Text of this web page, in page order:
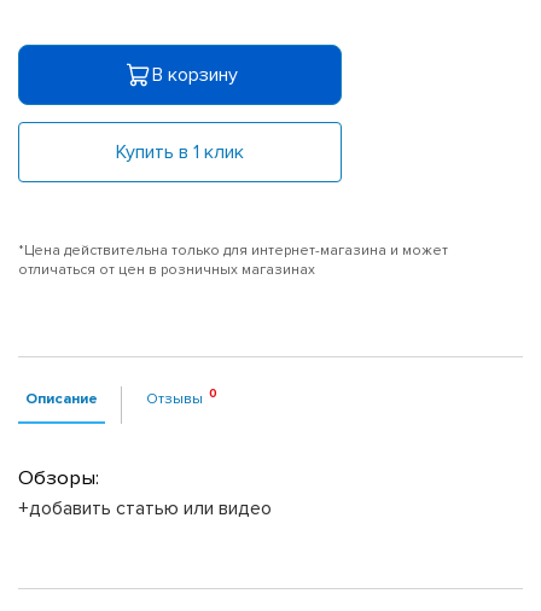
В корзину
Купить в 1 клик
*Цена действительна только для интернет-магазина и может
отличаться от цен в розничных магазинах
Описание Отзывы
Обзоры:
+добавить статью или видео